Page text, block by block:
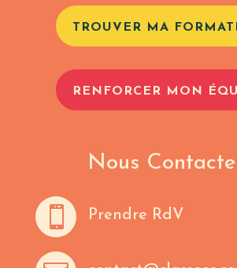
TROUVER MA
RENFORCER MON
Nous
 Prendre RdV